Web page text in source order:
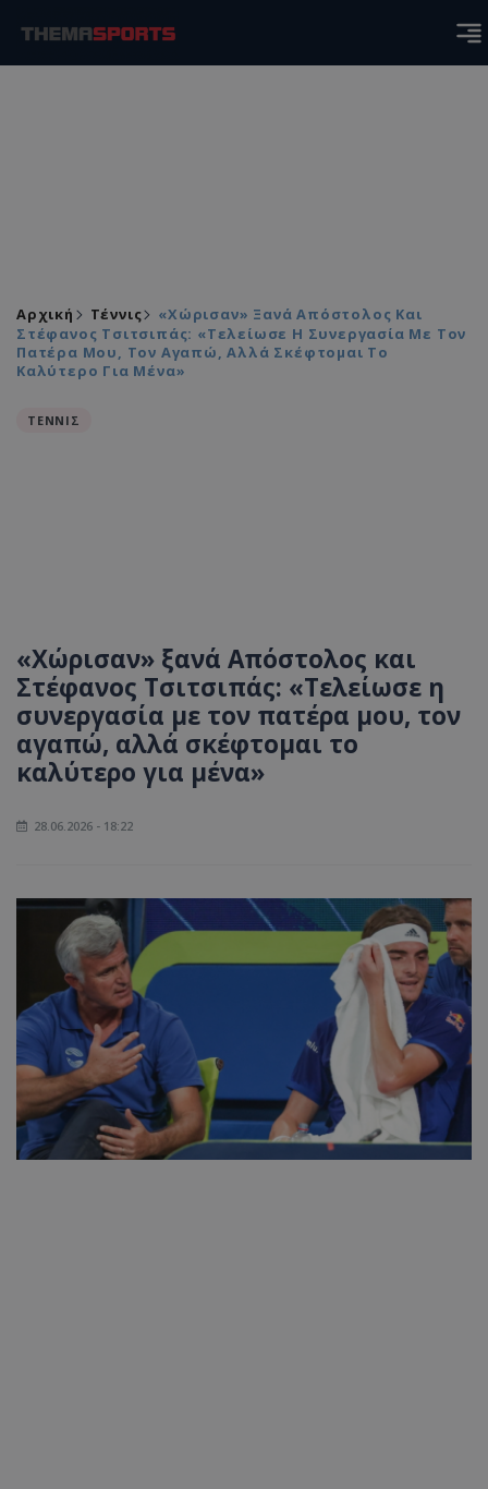
Αρχική Τέννις
«Χώρισαν» Ξανά Απόστολος Και
Στέφανος Τσιτσιπάς: «Τελείωσε Η Συνεργασία Με Τον
Πατέρα Μου, Τον Αγαπώ, Αλλά Σκέφτομαι Το
Καλύτερο Για Μένα»
ΤΕΝΝΙΣ
«Χώρισαν» ξανά Απόστολος και
Στέφανος Τσιτσιπάς: «Τελείωσε η
συνεργασία με τον πατέρα μου, τον
αγαπώ, αλλά σκέφτομαι το
καλύτερο για μένα»
28.06.2026 - 18:22